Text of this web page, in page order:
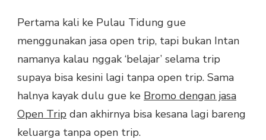
Pertama kali ke Pulau Tidung gue
menggunakan jasa open trip, tapi bukan Intan
namanya kalau nggak ‘belajar’ selama trip
supaya bisa kesini lagi tanpa open trip. Sama
halnya kayak dulu gue ke Bromo dengan jasa
Open Trip dan akhirnya bisa kesana lagi bareng
keluarga tanpa open trip.